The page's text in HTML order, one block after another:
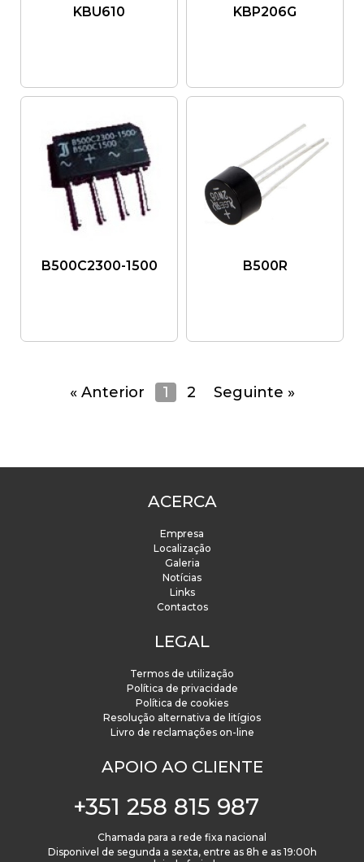
KBU610 KBP206G
B500C2300-1500 B500R
« Anterior 1 2 Seguinte »
ACERCA
Empresa
Localização
Galeria
Notícias
Links
Contactos
LEGAL
Termos de utilização
Política de privacidade
Política de cookies
Resolução alternativa de litígios
Livro de reclamações on-line
APOIO AO CLIENTE
+351 258 815 987
Chamada para a rede fixa nacional
Disponivel de segunda a sexta, entre as 8h e as 19:00h